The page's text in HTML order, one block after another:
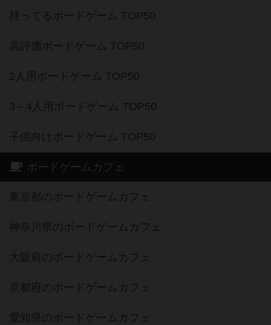
持ってるボードゲーム TOP50
高評価ボードゲーム TOP50
2人用ボードゲーム TOP50
3～4人用ボードゲーム TOP50
子供向けボードゲーム TOP50
ボードゲームカフェ
東京都のボードゲームカフェ
神奈川県のボードゲームカフェ
大阪府のボードゲームカフェ
京都府のボードゲームカフェ
愛知県のボードゲームカフェ